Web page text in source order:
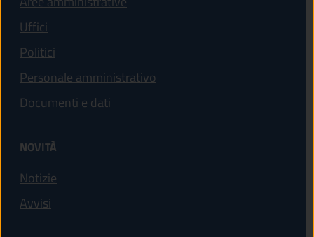
Uffici
Politici
Personale amministrativo
Documenti e dati
NOVITÀ
Notizie
Avvisi